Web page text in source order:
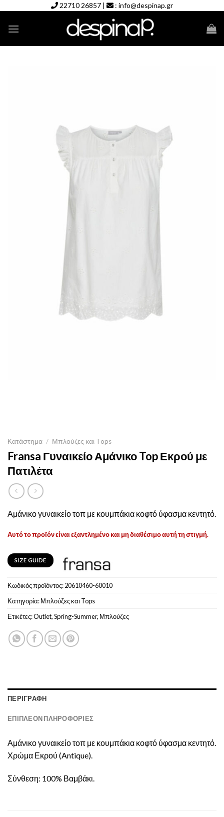
content
22710 26857 | : info@despinap.gr
Κατάστημα / Μπλούζες και Tops
Fransa Γυναικείο Αμάνικο Top Εκρού με
Πατιλέτα
Αμάνικο γυναικείο τοπ με κουμπάκια κοφτό ύφασμα κεντητό.
Αυτό το προϊόν είναι εξαντλημένο και μη διαθέσιμο αυτή τη στιγμή.
SIZE GUIDE
Κωδικός προϊόντος:20610460-60010
Κατηγορία:Μπλούζες και Tops
Ετικέτες:Outlet,Spring-Summer, Μπλούζες
ΠΕΡΙΓΡΑΦΉ
ΕΠΙΠΛΈΟΝ ΠΛΗΡΟΦΟΡΊΕΣ
Αμάνικο γυναικείο τοπ με κουμπάκια κοφτό ύφασμα κεντητό.
Χρώμα Εκρού (Antique).
Σύνθεση: 100% Βαμβάκι.